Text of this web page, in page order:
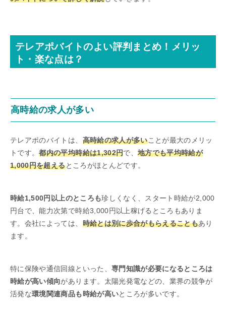
テレアポバイトのよい評判まとめ！メリッ
ト・楽な点は？
高時給の求人が多い
テレアポのバイトは、 高時給の求人が多いことが最大のメリッ
トです。都内の平均時給は1,302円で、地方でも平均時給が
1,000円を超えるところがほとんどです。
時給1,500円以上のところも珍しくなく、スタート時給が2,000
円台で、能力次第で時給3,000円以上稼げるところもありま
す。会社によっては、 時給とは別に歩合がもらえることもあり
ます。
特に保険や通信回線といった、 専門知識が必要になるところは
時給が高い傾向があります。太陽光発電などの、業界の競争が
活発な環境関連商品も時給が高いところが多いです。